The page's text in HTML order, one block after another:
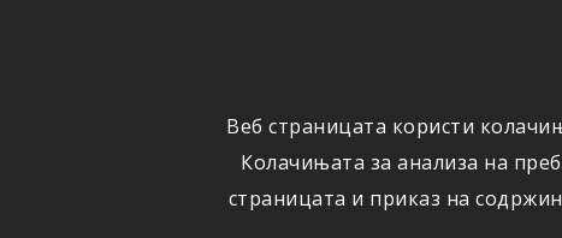
Веб страницата користи
Колачињата за анализа на
страницата и приказ на